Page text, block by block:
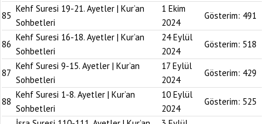
85
Kehf Suresi 19-21. Ayetler | Kur’an
Sohbetleri
1 Ekim
2024
Gösterim: 491
86
Kehf Suresi 16-18. Ayetler | Kur’an
Sohbetleri
24 Eylül
2024
Gösterim: 518
87
Kehf Suresi 9-15. Ayetler | Kur’an
Sohbetleri
17 Eylül
2024
Gösterim: 429
88
Kehf Suresi 1-8. Ayetler | Kur’an
Sohbetleri
10 Eylül
2024
Gösterim: 525